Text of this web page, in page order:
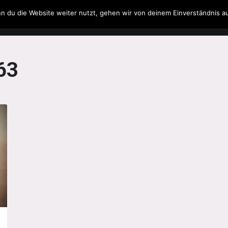
Filme & Serien Musik Spielzeug Literatur
du die Website weiter nutzt, gehen wir von deinem Einverständnis